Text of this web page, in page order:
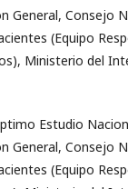
General, Consejo
(Equipo
Ministerio del
Estudio
General, Consejo
(Equipo